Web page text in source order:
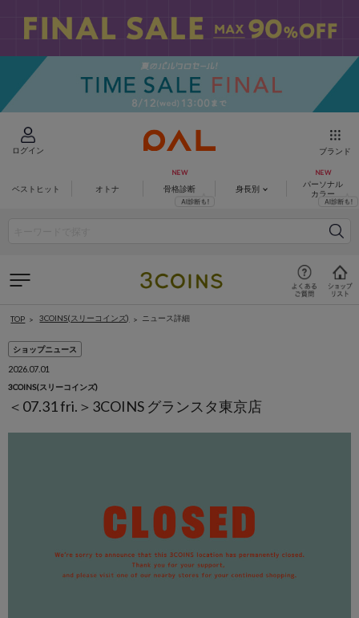
ログイン ブランド
ベストヒット オトナ 骨格診断 身長別
パーソナル
カラー
TOP 3COINS(スリーコインズ) ニュース詳細
ショップニュース
2026.07.01
3COINS(スリーコインズ)
＜07.31 fri.＞3COINS グランスタ東京店